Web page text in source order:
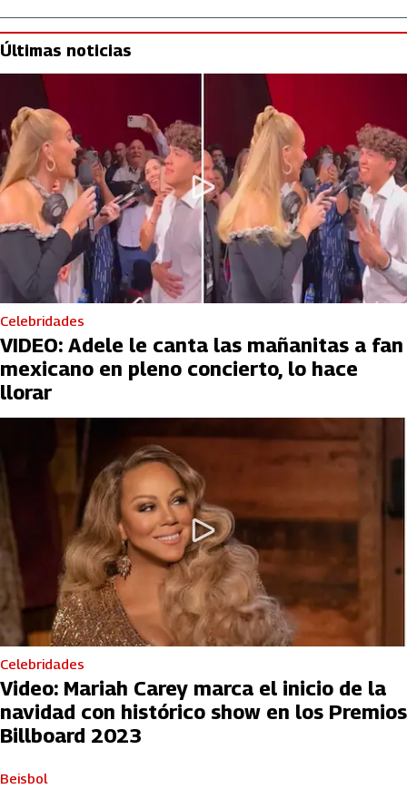
Últimas noticias
Celebridades
VIDEO: Adele le canta las mañanitas a fan
mexicano en pleno concierto, lo hace
llorar
Celebridades
Video: Mariah Carey marca el inicio de la
navidad con histórico show en los Premios
Billboard 2023
Beisbol